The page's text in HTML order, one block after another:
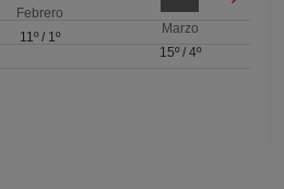
Febrero
11º/ 1º
Marzo
15º/ 4º